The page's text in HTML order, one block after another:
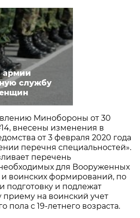
армии
службу
Минобороны от 30
внесены изменения в
от 3 февраля 2020 года
перечня специальностей».
перечень
для Вооруженных
и воинских формирований, по
подготовку и подлежат
приему на воинский учет
пола с 19-летнего возраста.